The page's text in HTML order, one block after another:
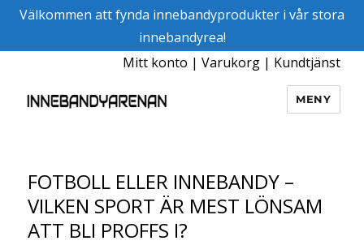
Välkommen att fynda innebandyprodukter i vår stora
innebandyrea!
Mitt konto | Varukorg| Kundtjänst
MENY
FOTBOLL ELLER INNEBANDY –
VILKEN SPORT ÄR MEST LÖNSAM
ATT BLI PROFFS I?